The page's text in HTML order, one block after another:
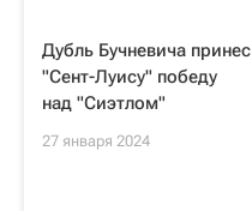
Дубль Бучневича принес
"Сент-Луису" победу
над "Сиэтлом"
27 января 2024